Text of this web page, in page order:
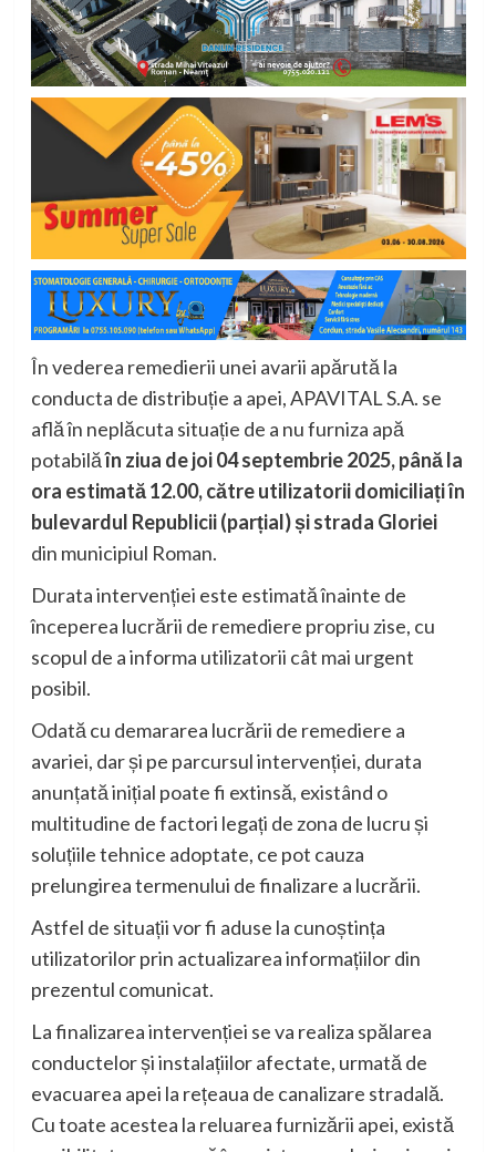
În vederea remedierii unei avarii apărută la
conducta de distribuție a apei, APAVITAL S.A. se
află în neplăcuta situație de a nu furniza apă
potabilăîn ziua de joi 04 septembrie 2025, până la
ora estimată 12.00, către utilizatorii domiciliați în
bulevardul Republicii (parțial) și strada Gloriei
din municipiul Roman.
Durata intervenției este estimată înainte de
începerea lucrării de remediere propriu zise, cu
scopul de a informa utilizatorii cât mai urgent
posibil.
Odată cu demararea lucrării de remediere a
avariei, dar și pe parcursul intervenției, durata
anunțată inițial poate fi extinsă, existând o
multitudine de factori legați de zona de lucru și
soluțiile tehnice adoptate, ce pot cauza
prelungirea termenului de finalizare a lucrării.
Astfel de situații vor fi aduse la cunoștința
utilizatorilor prin actualizarea informațiilor din
prezentul comunicat.
La finalizarea intervenției se va realiza spălarea
conductelor și instalațiilor afectate, urmată de
evacuarea apei la rețeaua de canalizare stradală.
Cu toate acestea la reluarea furnizării apei, există